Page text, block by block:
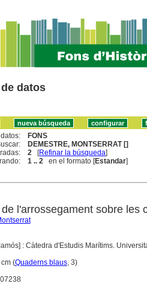
datos
FONS
DEMESTRE, MONTSERRAT []
2 [Refinar la búsqueda]
1 .. 2 en el formato [Estandar]
l'arrossegament sobre les
: Càtedra d'Estudis Marítims.
(Quaderns blaus, 3)